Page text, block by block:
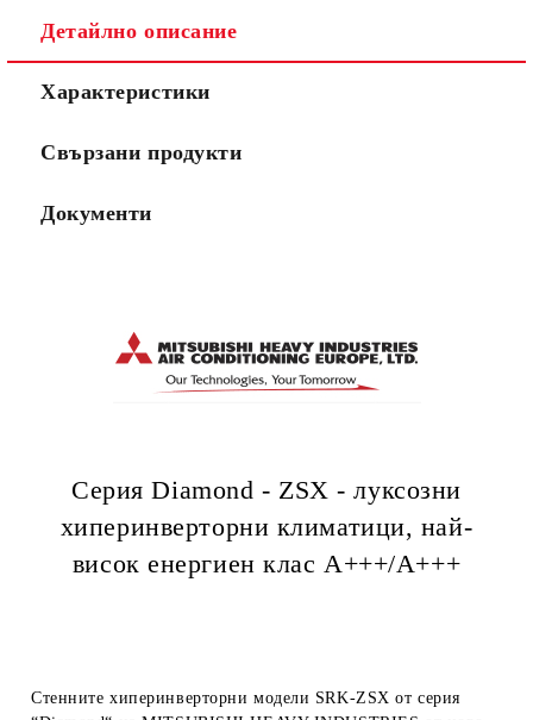
Детайлно описание
Характеристики
Свързани продукти
Документи
Серия Diamond - ZSX - луксозни
хиперинверторни климатици, най-
висок eнергиен клас А+++/A+++
Стенните хиперинверторни модели SRK-ZSX от серия